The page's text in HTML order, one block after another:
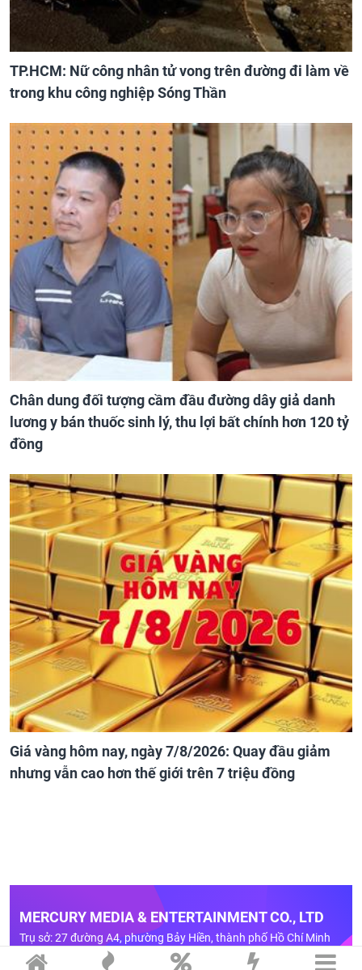
TP.HCM: Nữ công nhân tử vong trên đường đi làm về
trong khu công nghiệp Sóng Thần
Chân dung đối tượng cầm đầu đường dây giả danh
lương y bán thuốc sinh lý, thu lợi bất chính hơn 120 tỷ
đồng
Giá vàng hôm nay, ngày 7/8/2026: Quay đầu giảm
nhưng vẫn cao hơn thế giới trên 7 triệu đồng
MERCURY MEDIA & ENTERTAINMENT CO., LTD
Trụ sở: 27 đường A4, phường Bảy Hiền, thành phố Hồ Chí Minh
Điện thoại: (028)-2236.9999 Fax: (028)-6268.0458